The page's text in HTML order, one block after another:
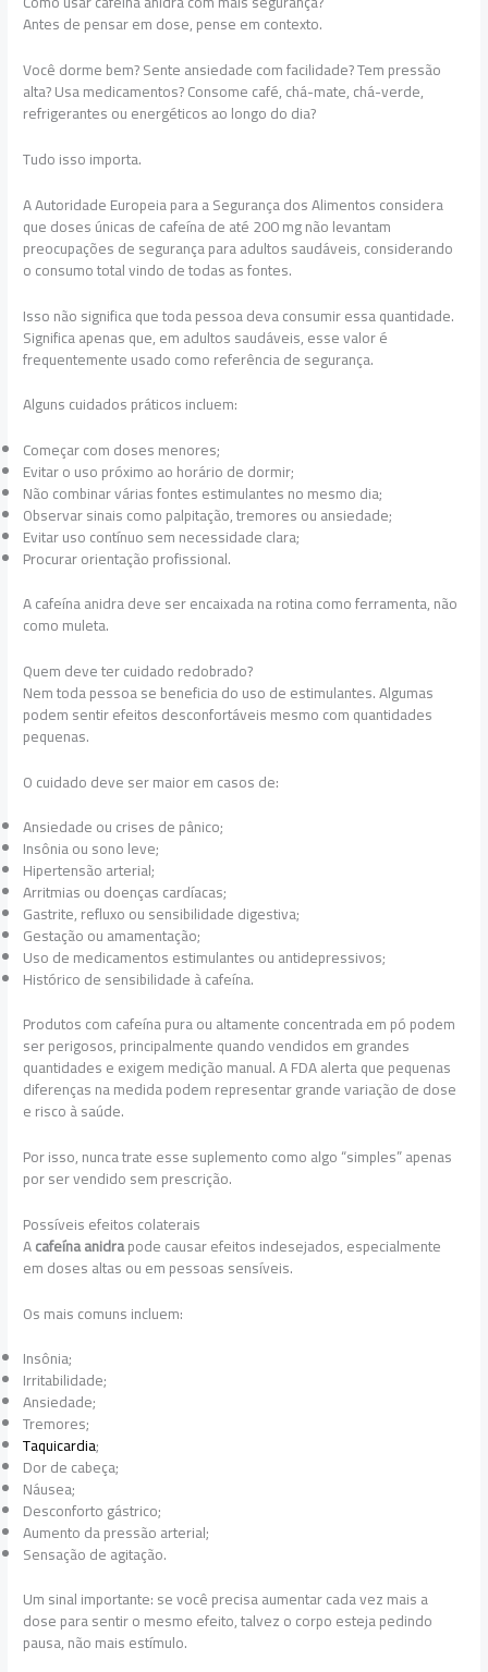
Antes de pensar em dose, pense em contexto.
Você dorme bem? Sente ansiedade com facilidade? Tem pressão
alta? Usa medicamentos? Consome café, chá-mate, chá-verde,
refrigerantes ou energéticos ao longo do dia?
Tudo isso importa.
A Autoridade Europeia para a Segurança dos Alimentos considera
que doses únicas de cafeína de até 200 mg não levantam
preocupações de segurança para adultos saudáveis, considerando
o consumo total vindo de todas as fontes.
Isso não significa que toda pessoa deva consumir essa quantidade.
Significa apenas que, em adultos saudáveis, esse valor é
frequentemente usado como referência de segurança.
Alguns cuidados práticos incluem:
Começar com doses menores;
Evitar o uso próximo ao horário de dormir;
Não combinar várias fontes estimulantes no mesmo dia;
Observar sinais como palpitação, tremores ou ansiedade;
Evitar uso contínuo sem necessidade clara;
Procurar orientação profissional.
A cafeína anidra deve ser encaixada na rotina como ferramenta, não
como muleta.
Quem deve ter cuidado redobrado?
Nem toda pessoa se beneficia do uso de estimulantes. Algumas
podem sentir efeitos desconfortáveis mesmo com quantidades
pequenas.
O cuidado deve ser maior em casos de:
Ansiedade ou crises de pânico;
Insônia ou sono leve;
Hipertensão arterial;
Arritmias ou doenças cardíacas;
Gastrite, refluxo ou sensibilidade digestiva;
Gestação ou amamentação;
Uso de medicamentos estimulantes ou antidepressivos;
Histórico de sensibilidade à cafeína.
Produtos com cafeína pura ou altamente concentrada em pó podem
ser perigosos, principalmente quando vendidos em grandes
quantidades e exigem medição manual. A FDA alerta que pequenas
diferenças na medida podem representar grande variação de dose
e risco à saúde.
Por isso, nunca trate esse suplemento como algo “simples” apenas
por ser vendido sem prescrição.
Possíveis efeitos colaterais
Acafeína anidrapode causar efeitos indesejados, especialmente
em doses altas ou em pessoas sensíveis.
Os mais comuns incluem:
Insônia;
Irritabilidade;
Ansiedade;
Tremores;
Taquicardia;
Dor de cabeça;
Náusea;
Desconforto gástrico;
Aumento da pressão arterial;
Sensação de agitação.
Um sinal importante: se você precisa aumentar cada vez mais a
dose para sentir o mesmo efeito, talvez o corpo esteja pedindo
pausa, não mais estímulo.